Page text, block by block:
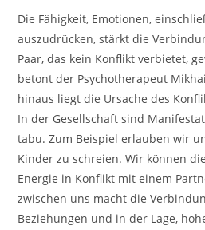
Die Fähigkeit, Emotionen,
auszudrücken, stärkt die
Paar, das kein Konflikt verbietet,
betont der Psychotherapeut
hinaus liegt die Ursache des
In der Gesellschaft sind
tabu. Zum Beispiel erlauben wir
Kinder zu schreien. Wir können
Energie in Konflikt mit einem
zwischen uns macht die
Beziehungen und in der Lage,